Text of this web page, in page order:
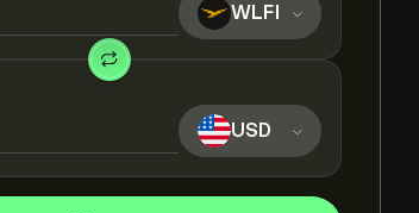
WLFI
USD